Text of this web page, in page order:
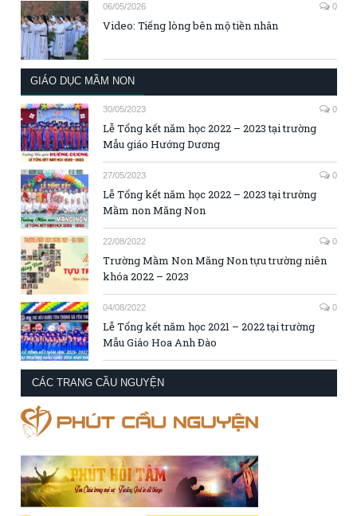
06/05/2026 0
Video: Tiếng lòng bên mộ tiền nhân
GIÁO DỤC MẦM NON
30/05/2023 0
Lễ Tổng kết năm học 2022 – 2023 tại trường
Mẫu giáo Hướng Dương
27/05/2023 0
Lễ Tổng kết năm học 2022 – 2023 tại trường
Mầm non Măng Non
22/08/2022 0
Trường Mầm Non Măng Non tựu trường niên
khóa 2022 – 2023
04/08/2022 0
Lễ Tổng kết năm học 2021 – 2022 tại trường
Mẫu Giáo Hoa Anh Đào
CÁC TRANG CẦU NGUYỆN